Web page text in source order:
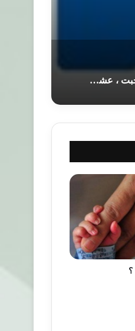
دریاچه محبت ، عشق خود را اولويت بندي كنيد
؟